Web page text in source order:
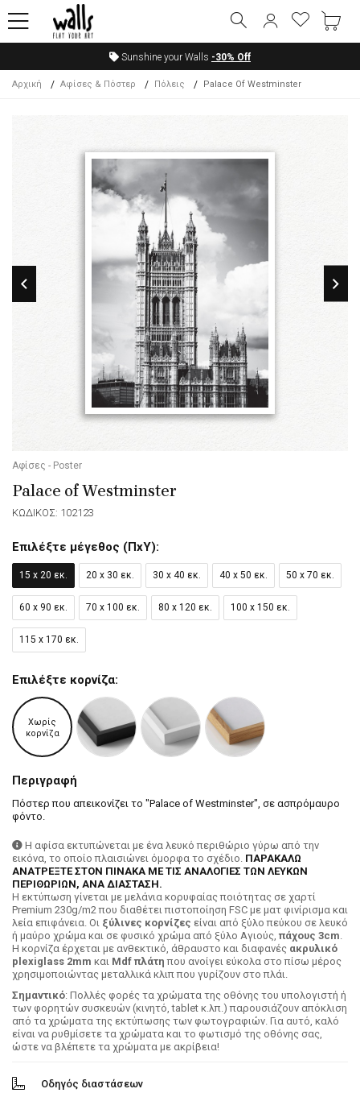
Sunshine your Walls -30% Off
Αρχική Αφίσες & Πόστερ Πόλεις Palace Of Westminster
Αφίσες - Poster
Palace of Westminster
ΚΩΔΙΚΟΣ: 102123
Επιλέξτε μέγεθος (ΠxΥ):
15 x 20 εκ. 20 x 30 εκ. 30 x 40 εκ. 40 x 50 εκ. 50 x 70 εκ.
60 x 90 εκ. 70 x 100 εκ. 80 x 120 εκ. 100 x 150 εκ.
115 x 170 εκ.
Επιλέξτε κορνίζα:
Χωρίς
κορνίζα
Περιγραφή
Πόστερ που απεικονίζει το "Palace of Westminster", σε ασπρόμαυρο
φόντο.
Η αφίσα εκτυπώνεται με ένα λευκό περιθώριο γύρω από την
εικόνα, το οποίο πλαισιώνει όμορφα το σχέδιο. ΠΑΡΑΚΑΛΩ
ΑΝΑΤΡΕΞΤΕ ΣΤΟΝ ΠΙΝΑΚΑ ΜΕ ΤΙΣ ΑΝΑΛΟΓΙΕΣ ΤΩΝ ΛΕΥΚΩΝ
ΠΕΡΙΘΩΡΙΩΝ, ΑΝΑ ΔΙΑΣΤΑΣΗ.
H εκτύπωση γίνεται με μελάνια κορυφαίας ποιότητας σε χαρτί
Premium 230g/m2 που διαθέτει πιστοποίηση FSC με ματ φινίρισμα και
λεία επιφάνεια. Οι ξύλινες κορνίζες είναι από ξύλο πεύκου σε λευκό
ή μαύρο χρώμα και σε φυσικό χρώμα από ξύλο Αγιούς, πάχους 3cm.
Η κορνίζα έρχεται με ανθεκτικό, άθραυστο και διαφανές ακρυλικό
plexiglass 2mm και Mdf πλάτη που ανοίγει εύκολα στο πίσω μέρος
χρησιμοποιώντας μεταλλικά κλιπ που γυρίζουν στο πλάι.
Σημαντικό: Πολλές φορές τα χρώματα της οθόνης του υπολογιστή ή
των φορητών συσκευών (κινητό, tablet κ.λπ.) παρουσιάζουν απόκλιση
από τα χρώματα της εκτύπωσης των φωτογραφιών. Για αυτό, καλό
είναι να ρυθμίσετε τα χρώματα και το φωτισμό της οθόνης σας,
ώστε να βλέπετε τα χρώματα με ακρίβεια!
Οδηγός διαστάσεων